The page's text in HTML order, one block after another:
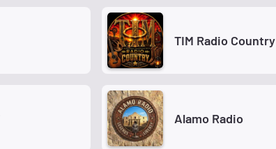
TIM Radio Country
Alamo Radio